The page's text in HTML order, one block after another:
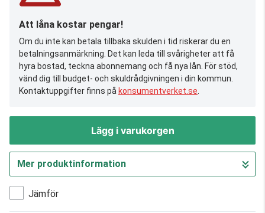
Att låna kostar pengar!
Om du inte kan betala tillbaka skulden i tid riskerar du en
betalningsanmärkning. Det kan leda till svårigheter att få
hyra bostad, teckna abonnemang och få nya lån. För stöd,
vänd dig till budget- och skuldrådgivningen i din kommun.
Kontaktuppgifter finns på konsumentverket.se
Lägg i varukorgen
Gå till kassan
Mer produktinformation
Jämför